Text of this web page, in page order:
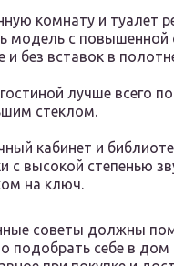
комнату и туалет
модель с повышенной
и без вставок в
лучше всего
стеклом.
кабинет и
с высокой степенью
на ключ.
советы должны
подобрать себе в